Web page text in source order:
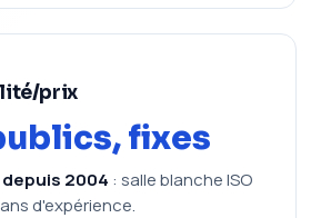
prix
fixes
2004 : salle blanche ISO
d'expérience.